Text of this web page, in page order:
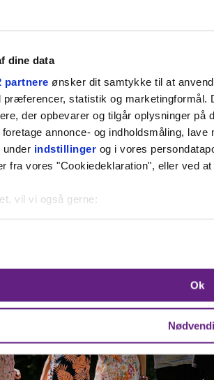
dine data
partnere ønsker dit samtykke til at
præferencer, statistik og marketingformål.
der opbevarer og tilgår oplysninger på
annonce- og indholdsmåling,
under indstillinger og i vores
fra vores "Cookiedeklaration", eller ved
vil vi også gerne:
til at forbedre brugeroplevelsen på
brug af vores hjemmeside med vores
Ok
på stjernekig i
observatorium